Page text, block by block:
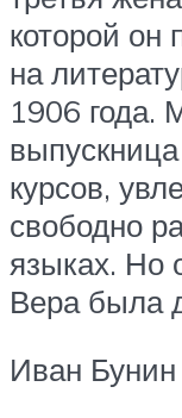
которой он
на
1906 года.
курсов,
свободно
языках. Но
Вера была
Иван